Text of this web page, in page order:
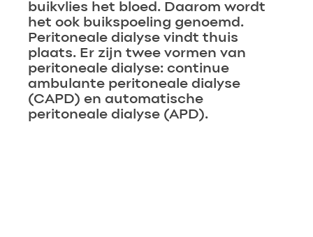
buikvlies het bloed. Daarom wordt
het ook buikspoeling genoemd.
Peritoneale dialyse vindt thuis
plaats. Er zijn twee vormen van
peritoneale dialyse: continue
ambulante peritoneale dialyse
(CAPD) en automatische
peritoneale dialyse (APD).